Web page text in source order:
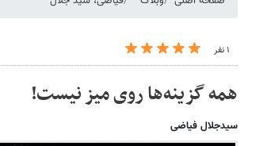
۱ نفر
همه گزینه‌ها روی میز نیست!
سیدجلال فیاضی